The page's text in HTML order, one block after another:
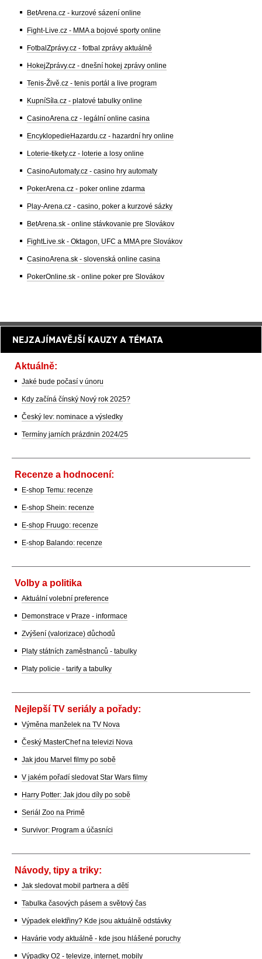
BetArena.cz - kurzové sázení online
Fight-Live.cz - MMA a bojové sporty online
FotbalZprávy.cz - fotbal zprávy aktuálně
HokejZprávy.cz - dnešní hokej zprávy online
Tenis-Živě.cz - tenis portál a live program
KupníSíla.cz - platové tabulky online
CasinoArena.cz - legální online casina
EncyklopedieHazardu.cz - hazardní hry online
Loterie-tikety.cz - loterie a losy online
CasinoAutomaty.cz - casino hry automaty
PokerArena.cz - poker online zdarma
Play-Arena.cz - casino, poker a kurzové sázky
BetArena.sk - online stávkovanie pre Slovákov
FightLive.sk - Oktagon, UFC a MMA pre Slovákov
CasinoArena.sk - slovenská online casina
PokerOnline.sk - online poker pre Slovákov
NEJZAJÍMAVĚJŠÍ KAUZY A TÉMATA
Aktuálně:
Jaké bude počasí v únoru
Kdy začíná čínský Nový rok 2025?
Český lev: nominace a výsledky
Termíny jarních prázdnin 2024/25
Recenze a hodnocení:
E-shop Temu: recenze
E-shop Shein: recenze
E-shop Fruugo: recenze
E-shop Balando: recenze
Volby a politika
Aktuální volební preference
Demonstrace v Praze - informace
Zvýšení (valorizace) důchodů
Platy státních zaměstnanců - tabulky
Platy policie - tarify a tabulky
Nejlepší TV seriály a pořady:
Výměna manželek na TV Nova
Český MasterChef na televizi Nova
Jak jdou Marvel filmy po sobě
V jakém pořadí sledovat Star Wars filmy
Harry Potter: Jak jdou díly po sobě
Seriál Zoo na Primě
Survivor: Program a účasníci
Návody, tipy a triky:
Jak sledovat mobil partnera a dětí
Tabulka časových pásem a světový čas
Výpadek elektřiny? Kde jsou aktuálně odstávky
Havárie vody aktuálně - kde jsou hlášené poruchy
Výpadky O2 - televize, internet, mobily